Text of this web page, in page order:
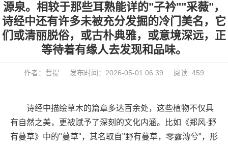
源泉。相较于那些耳熟能详的"子衿""采薇"，
诗经中还有许多未被充分发掘的冷门美名，它
们或清丽脱俗，或古朴典雅，或意境深远，正
等待着有缘人去发现和品味。
作者：菩提 发布时间：2026-05-01 06:39 阅读: 459
诗经中描绘草木的篇章多达百余处，这些植物不仅具
有自然之美，更被赋予了深刻的文化内涵。比如《郑风·野
有蔓草》中的"蔓草"，其名取自"野有蔓草，零露漙兮"，形